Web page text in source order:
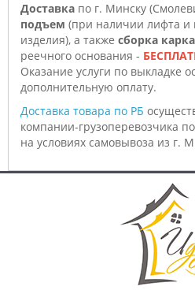
Доставка по г. Минску
подъем (при наличии лифта и
изделия), а также сборка
реечного основания -
Оказание услуги по выкладке
дополнительную оплату.
Доставка товара по РБ
компании-грузоперевозчика
на условиях самовывоза из г.